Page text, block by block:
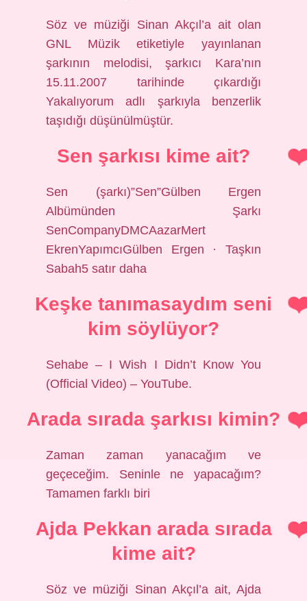
Söz ve müziği Sinan Akçıl’a ait olan
GNL Müzik etiketiyle yayınlanan
şarkının melodisi, şarkıcı Kara’nın
15.11.2007 tarihinde çıkardığı
Yakalıyorum adlı şarkıyla benzerlik
taşıdığı düşünülmüştür.
Sen şarkısı kime ait?
Sen (şarkı)”Sen”Gülben Ergen
Albümünden Şarkı
SenCompanyDMCAazarMert
EkrenYapımcıGülben Ergen · Taşkın
Sabah5 satır daha
Keşke tanımasaydım seni
kim söylüyor?
Sehabe – I Wish I Didn’t Know You
(Official Video) – YouTube.
Arada sırada şarkısı kimin?
Zaman zaman yanacağım ve
geçeceğim. Seninle ne yapacağım?
Tamamen farklı biri
Ajda Pekkan arada sırada
kime ait?
Söz ve müziği Sinan Akçıl’a ait, Ajda